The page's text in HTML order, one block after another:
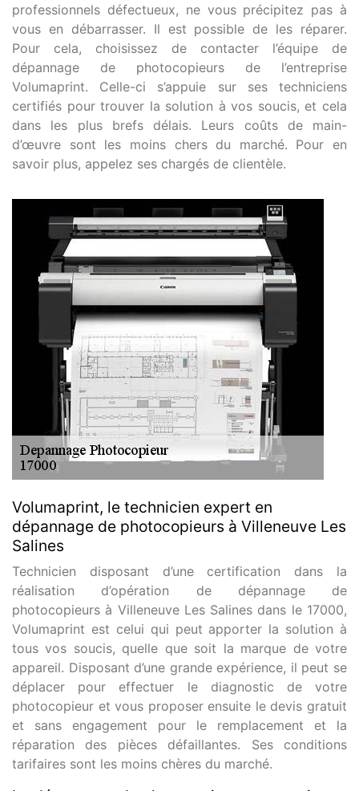
professionnels défectueux, ne vous précipitez pas à
vous en débarrasser. Il est possible de les réparer.
Pour cela, choisissez de contacter l’équipe de
dépannage de photocopieurs de l’entreprise
Volumaprint. Celle-ci s’appuie sur ses techniciens
certifiés pour trouver la solution à vos soucis, et cela
dans les plus brefs délais. Leurs coûts de main-
d’œuvre sont les moins chers du marché. Pour en
savoir plus, appelez ses chargés de clientèle.
Volumaprint, le technicien expert en
dépannage de photocopieurs à Villeneuve Les
Salines
Technicien disposant d’une certification dans la
réalisation d’opération de dépannage de
photocopieurs à Villeneuve Les Salines dans le 17000,
Volumaprint est celui qui peut apporter la solution à
tous vos soucis, quelle que soit la marque de votre
appareil. Disposant d’une grande expérience, il peut se
déplacer pour effectuer le diagnostic de votre
photocopieur et vous proposer ensuite le devis gratuit
et sans engagement pour le remplacement et la
réparation des pièces défaillantes. Ses conditions
tarifaires sont les moins chères du marché.